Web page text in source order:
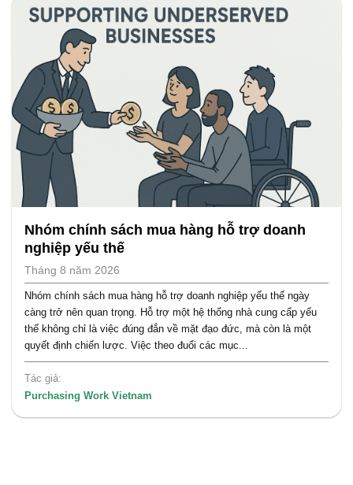
Nhóm chính sách mua hàng hỗ trợ doanh
nghiệp yếu thế
Tháng 8 năm 2026
Nhóm chính sách mua hàng hỗ trợ doanh nghiệp yếu thế ngày
càng trở nên quan trọng. Hỗ trợ một hệ thống nhà cung cấp yếu
thế không chỉ là việc đúng đắn về mặt đạo đức, mà còn là một
quyết định chiến lược. Việc theo đuổi các mục...
Tác giả:
Purchasing Work Vietnam